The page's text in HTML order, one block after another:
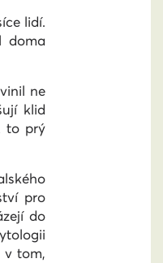
lidí.
doma
ne
klid
to prý
pro
do
v tom,